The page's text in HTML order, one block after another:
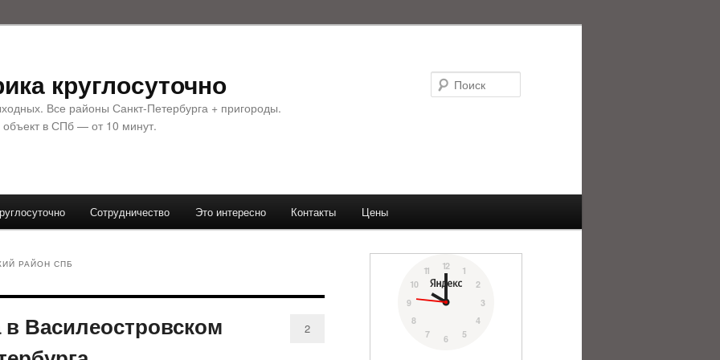
круглосуточно
Все районы Санкт-Петербурга + пригороды.
в СПб — от 10 минут.
Сотрудничество Это интересно Контакты Цены
РАЙОН СПБ
Василеостровском
2